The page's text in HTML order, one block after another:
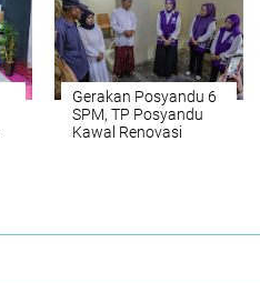
Gerakan Posyandu 6
SPM, TP Posyandu
Kawal Renovasi